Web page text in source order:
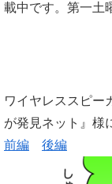
載中です。第一土
ワイヤレススピー
が発見ネット』様
前編
後編